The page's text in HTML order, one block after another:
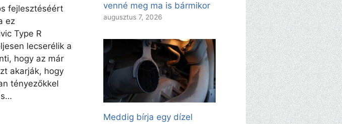
fejlesztéséért
ez
Type R
lecserélik a
hogy az már
akarják, hogy
tényezőkkel
venné meg ma is bármikor
augusztus 7, 2026
Meddig bírja egy dízel